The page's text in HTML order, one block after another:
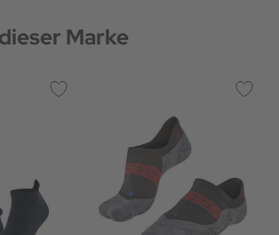
Marke